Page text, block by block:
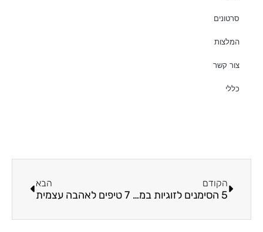
סרטונים
המלצות
צור קשר
כללי
הקודם
5 הסימנים לזוגיות במשבר והדרך לפתרון
הבא
7 טיפים לאהבה עצמית